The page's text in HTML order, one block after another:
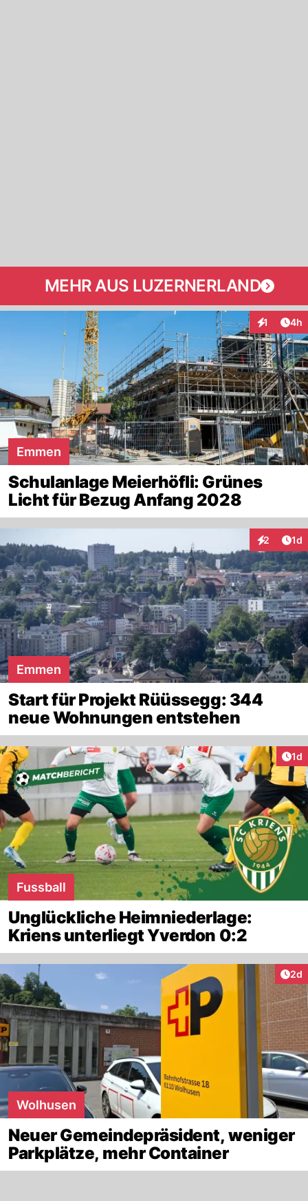
MEHR AUS LUZERNERLAND
1 4h
Emmen
Schulanlage Meierhöfli: Grünes
Licht für Bezug Anfang 2028
2 1d
Emmen
Start für Projekt Rüüssegg: 344
neue Wohnungen entstehen
1d
Fussball
Unglückliche Heimniederlage:
Kriens unterliegt Yverdon 0:2
2d
Wolhusen
Neuer Gemeindepräsident, weniger
Parkplätze, mehr Container